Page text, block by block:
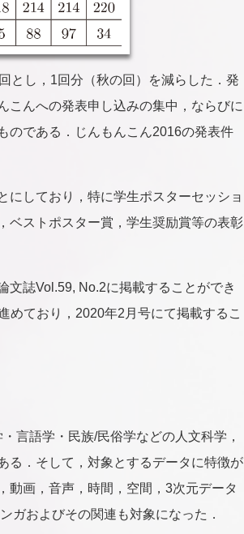
とし，1回分（秋の回）を減らした．発
こんへの発表申し込みの集中，ならびに
のである．じんもんこん2016の発表件
にしており，特に学生ポスターセッショ
ベストポスター賞，学生奨励賞等の表彰
文誌Vol.59, No.2に掲載することができ
めており，2020年2月号にて掲載するこ
言語学・民族/民俗学などの人文科学，
る．そして，対象とするデータに特徴が
動画，音声，時間，空間，3次元データ
ガおよびその関連も対象になった．